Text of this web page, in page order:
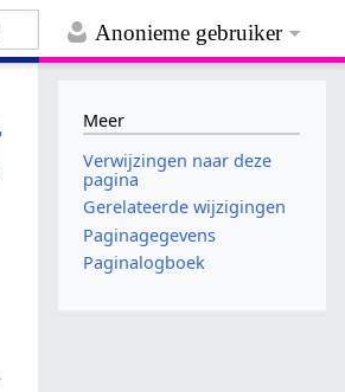
Anonieme gebruiker
Meer
Verwijzingen naar deze
pagina
Gerelateerde wijzigingen
Paginagegevens
Paginalogboek